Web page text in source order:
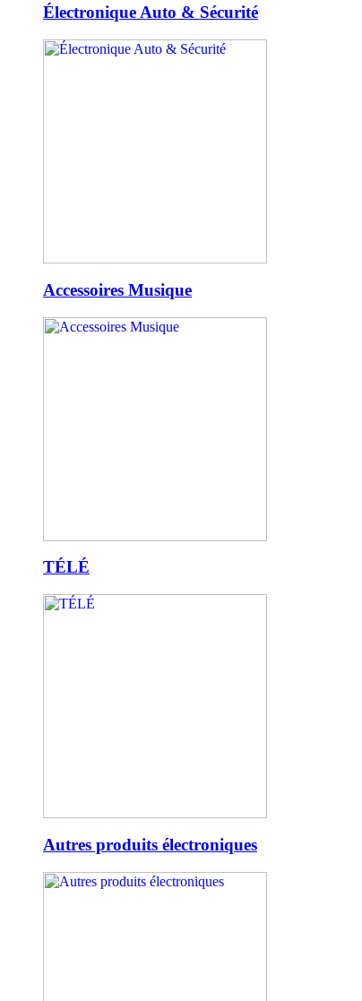
Électronique Auto & Sécurité
Accessoires Musique
TÉLÉ
Autres produits électroniques